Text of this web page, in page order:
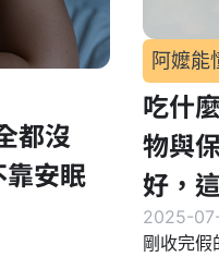
都沒
安眠
阿嬤能
吃什
物與
好，
2025-
剛收完